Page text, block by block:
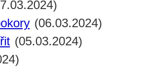
(06.03.2024)
(05.03.2024)